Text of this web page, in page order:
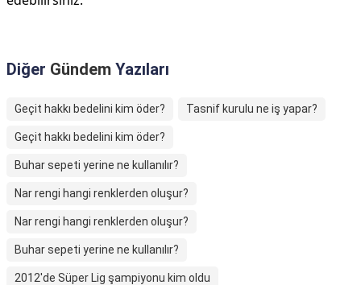
Diğer Gündem Yazıları
Geçit hakkı bedelini kim öder? Tasnif kurulu ne iş yapar?
Geçit hakkı bedelini kim öder?
Buhar sepeti yerine ne kullanılır?
Nar rengi hangi renklerden oluşur?
Nar rengi hangi renklerden oluşur?
Buhar sepeti yerine ne kullanılır?
2012'de Süper Lig şampiyonu kim oldu